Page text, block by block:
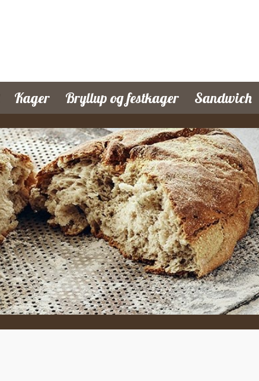
Kager Bryllup og festkager Sandwich